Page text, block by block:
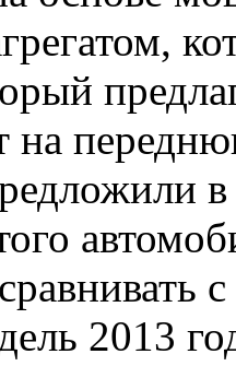
на
2013